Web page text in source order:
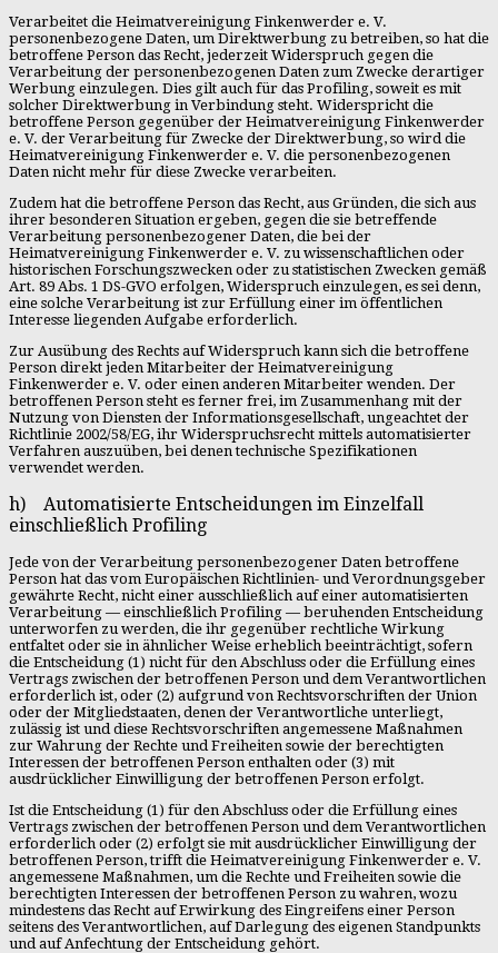
Verarbeitet die Heimatvereinigung Finkenwerder e. V.
personenbezogene Daten, um Direktwerbung zu betreiben, so hat die
betroffene Person das Recht, jederzeit Widerspruch gegen die
Verarbeitung der personenbezogenen Daten zum Zwecke derartiger
Werbung einzulegen. Dies gilt auch für das Profiling, soweit es mit
solcher Direktwerbung in Verbindung steht. Widerspricht die
betroffene Person gegenüber der Heimatvereinigung Finkenwerder
e. V. der Verarbeitung für Zwecke der Direktwerbung, so wird die
Heimatvereinigung Finkenwerder e. V. die personenbezogenen
Daten nicht mehr für diese Zwecke verarbeiten.
Zudem hat die betroffene Person das Recht, aus Gründen, die sich aus
ihrer besonderen Situation ergeben, gegen die sie betreffende
Verarbeitung personenbezogener Daten, die bei der
Heimatvereinigung Finkenwerder e. V. zu wissenschaftlichen oder
historischen Forschungszwecken oder zu statistischen Zwecken gemäß
Art. 89 Abs. 1 DS-GVO erfolgen, Widerspruch einzulegen, es sei denn,
eine solche Verarbeitung ist zur Erfüllung einer im öffentlichen
Interesse liegenden Aufgabe erforderlich.
Zur Ausübung des Rechts auf Widerspruch kann sich die betroffene
Person direkt jeden Mitarbeiter der Heimatvereinigung
Finkenwerder e. V. oder einen anderen Mitarbeiter wenden. Der
betroffenen Person steht es ferner frei, im Zusammenhang mit der
Nutzung von Diensten der Informationsgesellschaft, ungeachtet der
Richtlinie 2002/58/EG, ihr Widerspruchsrecht mittels automatisierter
Verfahren auszuüben, bei denen technische Spezifikationen
verwendet werden.
h) Automatisierte Entscheidungen im Einzelfall
einschließlich Profiling
Jede von der Verarbeitung personenbezogener Daten betroffene
Person hat das vom Europäischen Richtlinien- und Verordnungsgeber
gewährte Recht, nicht einer ausschließlich auf einer automatisierten
Verarbeitung — einschließlich Profiling — beruhenden Entscheidung
unterworfen zu werden, die ihr gegenüber rechtliche Wirkung
entfaltet oder sie in ähnlicher Weise erheblich beeinträchtigt, sofern
die Entscheidung (1) nicht für den Abschluss oder die Erfüllung eines
Vertrags zwischen der betroffenen Person und dem Verantwortlichen
erforderlich ist, oder (2) aufgrund von Rechtsvorschriften der Union
oder der Mitgliedstaaten, denen der Verantwortliche unterliegt,
zulässig ist und diese Rechtsvorschriften angemessene Maßnahmen
zur Wahrung der Rechte und Freiheiten sowie der berechtigten
Interessen der betroffenen Person enthalten oder (3) mit
ausdrücklicher Einwilligung der betroffenen Person erfolgt.
Ist die Entscheidung (1) für den Abschluss oder die Erfüllung eines
Vertrags zwischen der betroffenen Person und dem Verantwortlichen
erforderlich oder (2) erfolgt sie mit ausdrücklicher Einwilligung der
betroffenen Person, trifft die Heimatvereinigung Finkenwerder e. V.
angemessene Maßnahmen, um die Rechte und Freiheiten sowie die
berechtigten Interessen der betroffenen Person zu wahren, wozu
mindestens das Recht auf Erwirkung des Eingreifens einer Person
seitens des Verantwortlichen, auf Darlegung des eigenen Standpunkts
und auf Anfechtung der Entscheidung gehört.